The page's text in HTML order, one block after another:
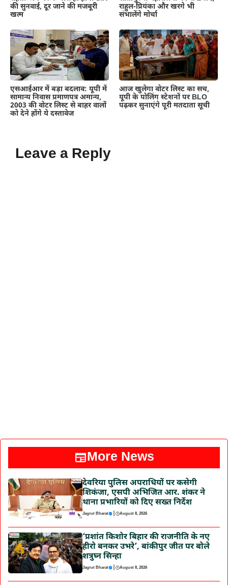
की सुनवाई, दूर जाने की मजबूरी
खत्म
राहुल-प्रियंका और खरगे भी
संभालेंगे मोर्चा
एसआईआर में बड़ा बदलाव: यूपी में
सामान्य निवास प्रमाणपत्र अमान्य,
2003 की वोटर लिस्ट से बाहर वालों
को देने होंगे ये दस्तावेज
आज खुलेगा वोटर लिस्ट का सच,
यूपी के पोलिंग स्टेशनों पर BLO
पढ़कर सुनाएंगे पूरी मतदाता सूची
Leave a Reply
More News
देवरिया पुलिस अपराधियों पर कसेगी
शिकंजा, एसपी अभिजित आर. शंकर ने
थाना प्रभारियों को दिए सख्त निर्देश
Jagrut Bharat | August 8, 2026
‘प्रशांत किशोर बिहार की राजनीति के नए
हीरो बनकर उभरे’, बांकीपुर जीत पर बोले
शत्रुघ्न सिन्हा
Jagrut Bharat | August 8, 2026